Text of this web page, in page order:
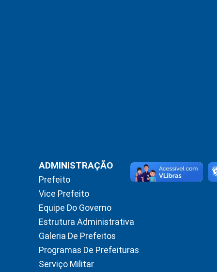
ADMINISTRAÇÃO
Prefeito
Vice Prefeito
Equipe Do Governo
Estrutura Administrativa
Galeria De Prefeitos
Programas De Prefeituras
Serviço Militar